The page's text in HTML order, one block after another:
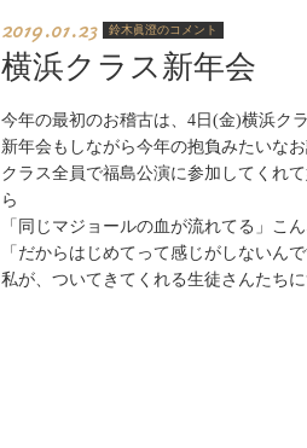
2019.01.23 鈴木眞澄のコメント
横浜クラス新年会
今年の最初のお稽古は、4日(金)横浜ク
新年会もしながら今年の抱負みたいな
クラス全員で福島公演に参加してくれ
ら
「同じマジョールの血が流れてる」こ
「だからはじめてって感じがしないん
私が、ついてきてくれる生徒さんたち